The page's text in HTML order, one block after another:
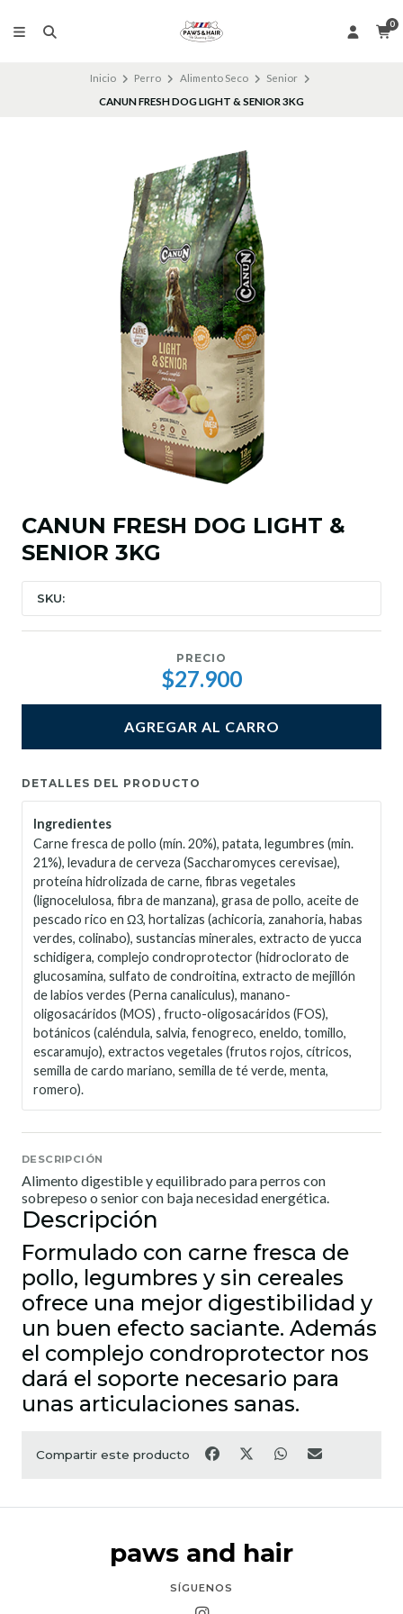
0
Inicio Perro Alimento Seco
Senior
CANUN FRESH DOG LIGHT & SENIOR 3KG
CANUN FRESH DOG LIGHT &
SENIOR 3KG
SKU:
PRECIO
$27.900
AGREGAR AL CARRO
DETALLES DEL PRODUCTO
Ingredientes
Carne fresca de pollo (mín. 20%), patata, legumbres (min.
21%), levadura de cerveza (Saccharomyces cerevisae),
proteína hidrolizada de carne, fibras vegetales
(lignocelulosa, fibra de manzana), grasa de pollo, aceite de
pescado rico en Ω3, hortalizas (achicoria, zanahoria, habas
verdes, colinabo), sustancias minerales, extracto de yucca
schidigera, complejo condroprotector (hidroclorato de
glucosamina, sulfato de condroitina, extracto de mejillón
de labios verdes (Perna canaliculus), manano-
oligosacáridos (MOS) , fructo-oligosacáridos (FOS),
botánicos (caléndula, salvia, fenogreco, eneldo, tomillo,
escaramujo), extractos vegetales (frutos rojos, cítricos,
semilla de cardo mariano, semilla de té verde, menta,
romero).
DESCRIPCIÓN
Alimento digestible y equilibrado para perros con
sobrepeso o senior con baja necesidad energética.
Descripción
Formulado con carne fresca de
pollo, legumbres y sin cereales
ofrece una mejor digestibilidad y
un buen efecto saciante. Además
el complejo condroprotector nos
dará el soporte necesario para
unas articulaciones sanas.
Compartir este producto
paws and hair
SÍGUENOS